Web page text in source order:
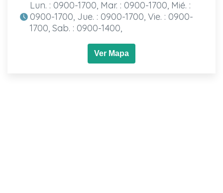
Lun. : 0900-1700, Mar. : 0900-1700, Mié. :
0900-1700, Jue. : 0900-1700, Vie. : 0900-
1700, Sab. : 0900-1400,
Ver Mapa